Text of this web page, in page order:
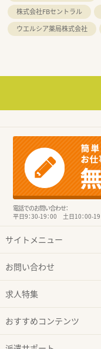
株式会社FBセントラル
ウエルシア薬局株式会社
電話でのお問い合わせ：
平日9：30-19：00 土日10：00-19
サイトメニュー
お問い合わせ
求人特集
おすすめコンテンツ